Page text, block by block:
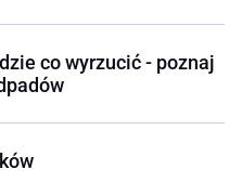
co wyrzucić - poznaj